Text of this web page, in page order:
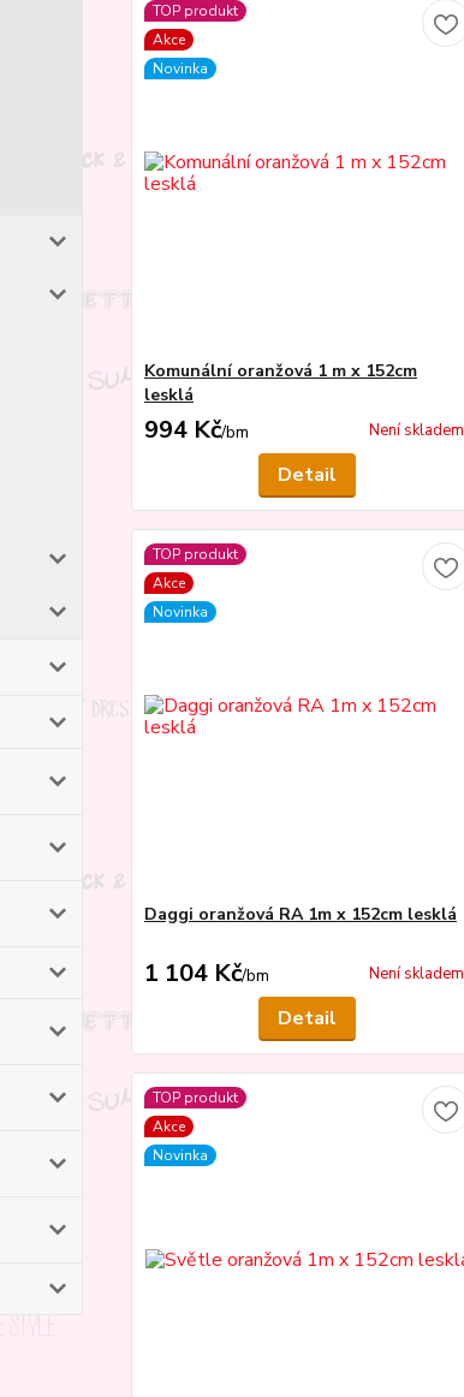
TOP produkt
Akce
Novinka
Komunální oranžová 1 m x 152cm
lesklá
994 Kč/bm Není skladem
Detail
TOP produkt
Akce
Novinka
Daggi oranžová RA 1m x 152cm lesklá
1 104 Kč/bm Není skladem
Detail
TOP produkt
Akce
Novinka